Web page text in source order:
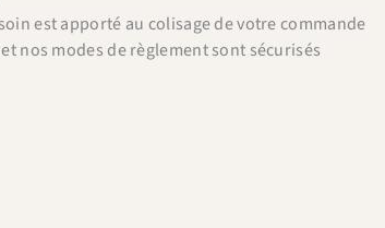
est apporté au colisage de votre commande
nos modes de règlement sont sécurisés